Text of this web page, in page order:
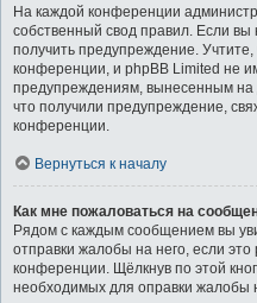
На каждой конференции
собственный свод правил. Если
получить предупреждение.
конференции, и phpBB Limited не
предупреждениям, вынесенным на
что получили предупреждение,
конференции.
Вернуться к началу
Как мне пожаловаться на
Рядом с каждым сообщением вы
отправки жалобы на него, если
конференции. Щёлкнув по этой
необходимых для оправки жалобы